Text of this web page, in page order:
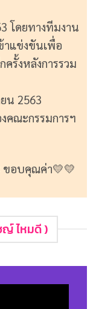
โดยทางทีมงาน
าแข่งขันเพื่อ
รั้งหลังการรวม
น 2563
คณะกรรมการฯ
ขอบคุณค่า💛💛
ญ์ ไหมดี )